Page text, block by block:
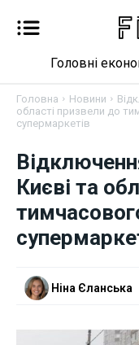
Бізнес
Фінанси
Головні
Головна Новини
області призвели до
супермаркетів
Києві та
Ніна Єланська